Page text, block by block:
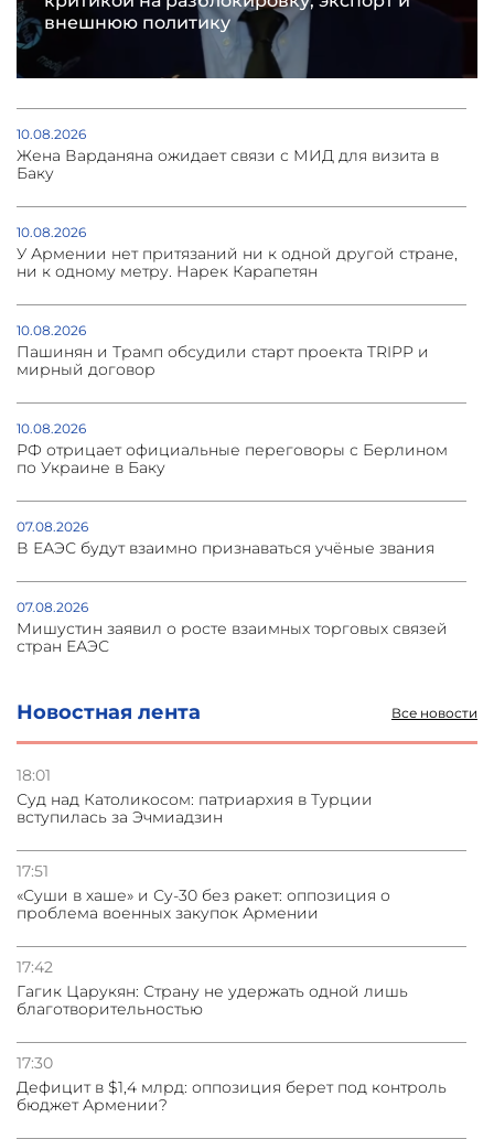
Новостная лента Все новости
18:01
Суд над Католикосом: патриархия в Турции
вступилась за Эчмиадзин
17:51
«Суши в хаше» и Су-30 без ракет: оппозиция о
проблема военных закупок Армении
17:42
Гагик Царукян: Страну не удержать одной лишь
благотворительностью
17:30
Дефицит в $1,4 млрд: оппозиция берет под контроль
бюджет Армении?
внешнюю политику
10.08.2026
Жена Варданяна ожидает связи с МИД для визита в
Баку
10.08.2026
У Армении нет притязаний ни к одной другой стране,
ни к одному метру. Нарек Карапетян
10.08.2026
Пашинян и Трамп обсудили старт проекта TRIPP и
мирный договор
10.08.2026
РФ отрицает официальные переговоры с Берлином
по Украине в Баку
07.08.2026
В ЕАЭС будут взаимно признаваться учёные звания
07.08.2026
Мишустин заявил о росте взаимных торговых связей
стран ЕАЭС
05.08.2026
Акна
05.08.2026
Васильев: НАТО против диалога с ОДКБ, ломиться в
04.08.2026
СМИ: США требуют от Ирана нейтрализовать ядерное